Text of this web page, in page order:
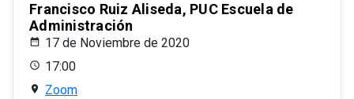
Francisco Ruiz Aliseda, PUC Escuela de
Administración
17 de Noviembre de 2020
17:00
Zoom